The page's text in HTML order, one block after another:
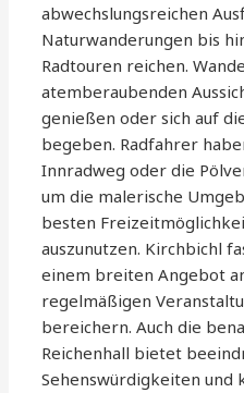
abwechslungsreichen
Naturwanderungen bis
Radtouren reichen.
atemberaubenden
genießen oder sich auf
begeben. Radfahrer
Innradweg oder die
um die malerische
besten
auszunutzen. Kirchbichl
einem breiten Angebot
regelmäßigen
bereichern. Auch die
Reichenhall bietet
Sehenswürdigkeiten und